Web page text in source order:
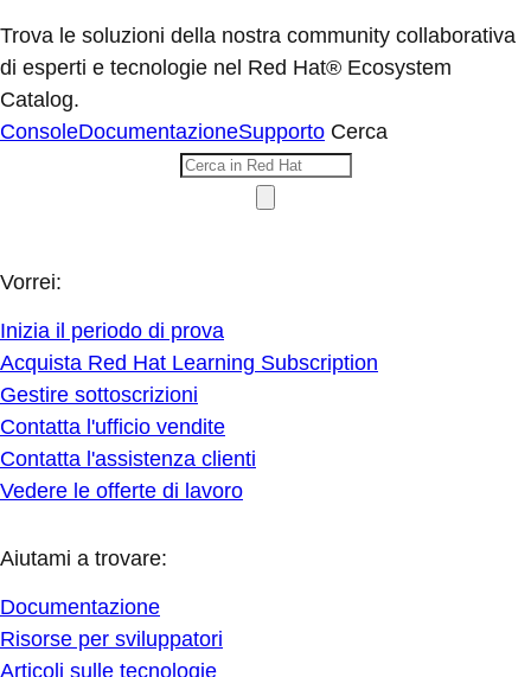
Trova le soluzioni della nostra community collaborativa
di esperti e tecnologie nel Red Hat® Ecosystem
Catalog.
ConsoleDocumentazioneSupporto Cerca
Vorrei:
Inizia il periodo di prova
Acquista Red Hat Learning Subscription
Gestire sottoscrizioni
Contatta l'ufficio vendite
Contatta l'assistenza clienti
Vedere le offerte di lavoro
Aiutami a trovare:
Documentazione
Risorse per sviluppatori
Articoli sulle tecnologie